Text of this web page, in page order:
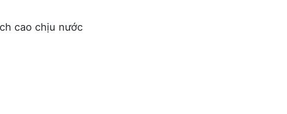
cao chịu nước